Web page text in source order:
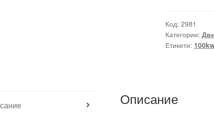
Код: 2981
Категории:
Етикети:
Описание